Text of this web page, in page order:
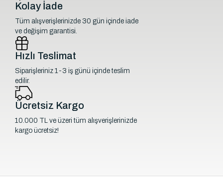
Kolay İade
Tüm alışverişlerinizde 30 gün içinde iade
ve değişim garantisi.
Hızlı Teslimat
Siparişleriniz 1-3 iş günü içinde teslim
edilir.
Ücretsiz Kargo
10.000 TL ve üzeri tüm alışverişlerinizde
kargo ücretsiz!